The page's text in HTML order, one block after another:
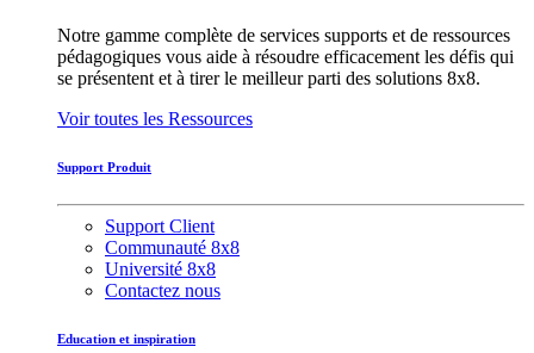
Notre gamme complète de services supports et de ressources
pédagogiques vous aide à résoudre efficacement les défis qui
se présentent et à tirer le meilleur parti des solutions 8x8.
Voir toutes les Ressources
Support Produit
Support Client
Communauté 8x8
Université 8x8
Contactez nous
Education et inspiration